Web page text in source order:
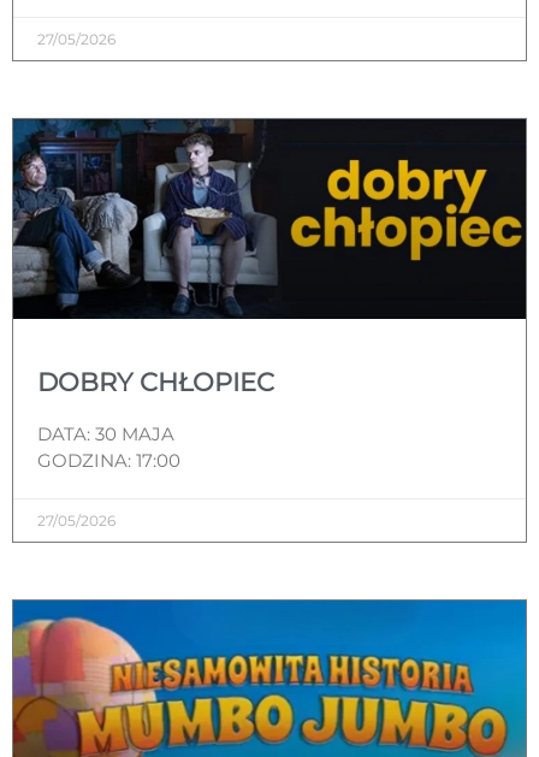
27/05/2026
DOBRY CHŁOPIEC
DATA: 30 MAJA
GODZINA: 17:00
27/05/2026